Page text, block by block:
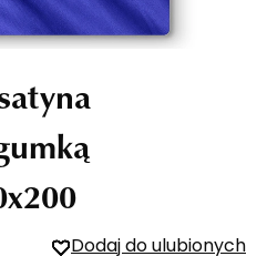
Dodaj do ulubionych